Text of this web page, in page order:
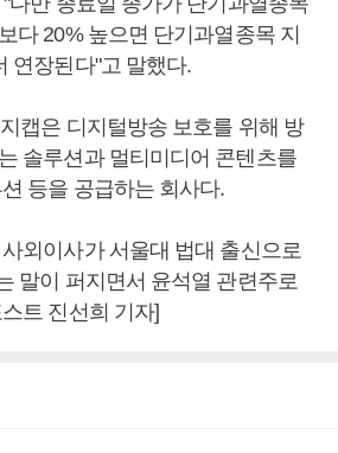
다 20% 높으면 단기과열종목 지
연장된다"고 말했다.
캡은 디지털방송 보호를 위해 방
솔루션과 멀티미디어 콘텐츠를
등을 공급하는 회사다.
외이사가 서울대 법대 출신으로
말이 퍼지면서 윤석열 관련주로
트 진선희 기자]